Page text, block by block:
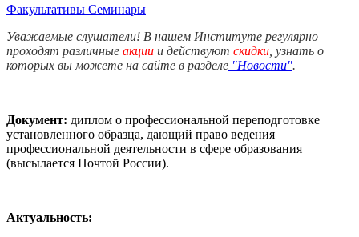
Факультативы Семинары
Уважаемые слушатели! В нашем Институте регулярно
проходят различные акции и действуют скидки , узнать о
которых вы можете на сайте в разделе "Новости".
Документ: диплом о профессиональной переподготовке
установленного образца, дающий право ведения
профессиональной деятельности в сфере образования
(высылается Почтой России).
Актуальность: